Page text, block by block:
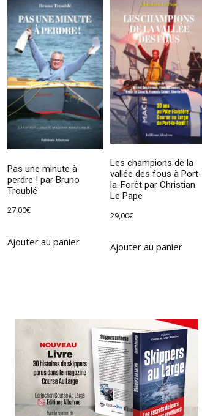
Pas une minute à
perdre ! par Bruno
Troublé
27,00€
Ajouter au panier
Les champions de la
vallée des fous à Port-
la-Forêt par Christian
Le Pape
29,00€
Ajouter au panier